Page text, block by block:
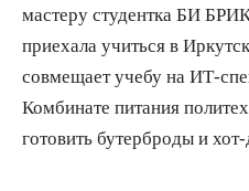
мастеру студентка БИ
приехала учиться в
совмещает учебу на ИТ-
Комбинате питания
готовить бутерброды и хот-